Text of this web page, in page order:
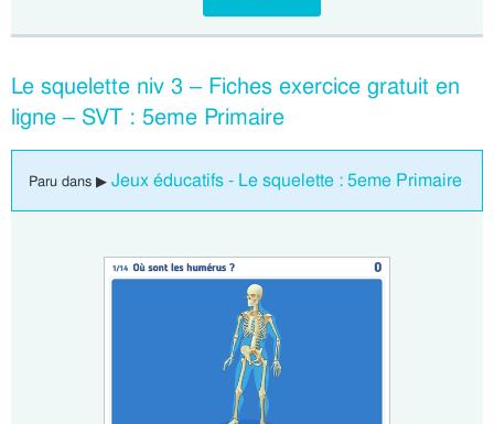
Le squelette niv 3 – Fiches exercice gratuit en
ligne – SVT : 5eme Primaire
Paru dans ▶ Jeux éducatifs - Le squelette : 5eme Primaire